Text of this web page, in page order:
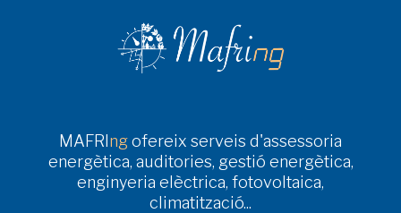
MAFRIngofereix serveis d'assessoria
energètica, auditories, gestió energètica,
enginyeria elèctrica, fotovoltaica,
climatització...